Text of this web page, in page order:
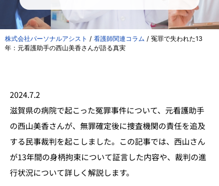
株式会社パーソナルアシスト / 看護師関連コラム / 冤罪で失われた13
年：元看護助手の西山美香さんが語る真実
2024.7.2
滋賀県の病院で起こった冤罪事件について、元看護助手
の西山美香さんが、無罪確定後に捜査機関の責任を追及
する民事裁判を起こしました。この記事では、西山さん
が13年間の身柄拘束について証言した内容や、裁判の進
行状況について詳しく解説します。